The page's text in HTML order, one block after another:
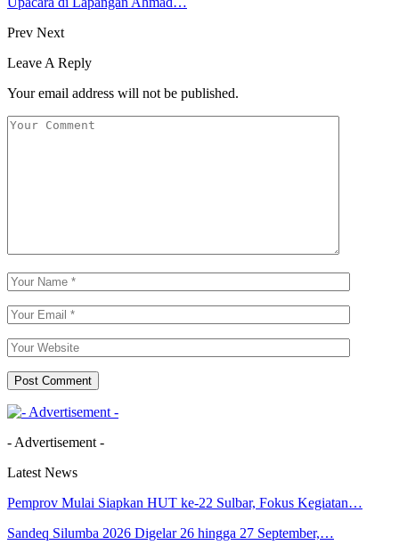
Prev Next
Leave A Reply
Your email address will not be published.
- Advertisement -
Latest News
Pemprov Mulai Siapkan HUT ke-22 Sulbar, Fokus Kegiatan…
Sandeq Silumba 2026 Digelar 26 hingga 27 September,…